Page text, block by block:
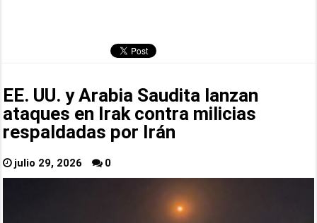
EE. UU. y Arabia Saudita lanzan
ataques en Irak contra milicias
respaldadas por Irán
julio 29, 2026 0